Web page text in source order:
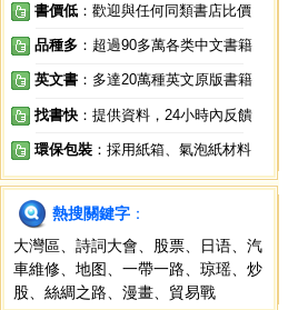
書價低 ：歡迎與任何同類書店比價
品種多 ：超過90多萬各类中文書籍
英文書 ：多達20萬種英文原版書籍
找書快 ：提供資料，24小時內反饋
環保包裝 ：採用紙箱、氣泡紙材料
熱搜關鍵字 ：
大灣區
詩詞大會 股票 日语
汽
車維修
地图 一帶一路 琼瑶
炒
股
絲綢之路 漫畫 貿易戰